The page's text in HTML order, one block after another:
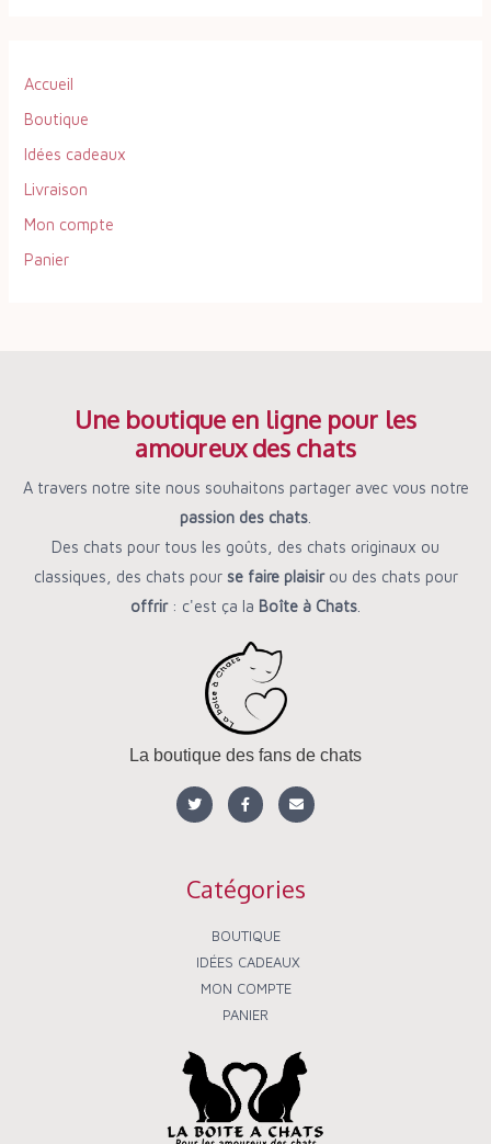
Accueil
Boutique
Idées cadeaux
Livraison
Mon compte
Panier
Une boutique en ligne pour les
amoureux des chats
A travers notre site nous souhaitons partager avec vous notre
passion des chats
Des chats pour tous les goûts, des chats originaux ou
classiques, des chats pour se faire plaisirou des chats pour
offrir: c'est ça la Boîte à Chats
La boutique des fans de chats
T
w
i
r
F
a
c
k
-
E
n
v
e
Catégories
BOUTIQUE
IDÉES CADEAUX
MON COMPTE
PANIER